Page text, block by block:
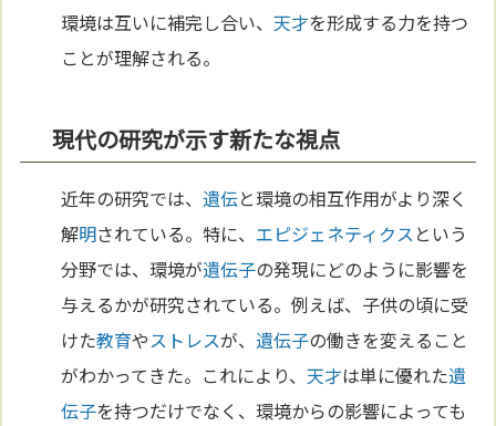
環境は互いに補完し合い、天才を形成する力を持つ
ことが理解される。
現代の研究が示す新たな視点
近年の研究では、遺伝と環境の相互作用がより深く
解明されている。特に、 エピジェネティクスという
分野では、環境が遺伝子の発現にどのように影響を
与えるかが研究されている。例えば、子供の頃に受
けた教育やストレスが、遺伝子の働きを変えること
がわかってきた。これにより、天才は単に優れた遺
伝子を持つだけでなく、環境からの影響によっても